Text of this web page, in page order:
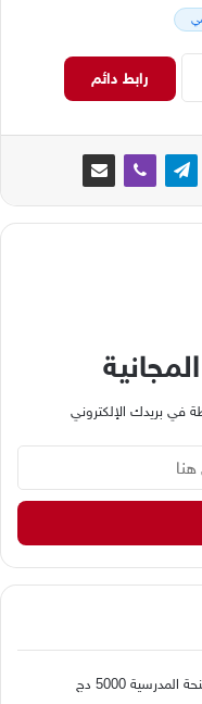
رابط دائم
في بريدك الإلكتروني